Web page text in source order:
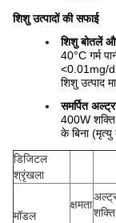
शिशु उत्पादों की सफाई
शिशु बोतलें
40°C गर्म
<0.01mg/
शिशु उत्पाद
समर्पित
400W शक्ति
के बिना
डिजिटल
श्रृंखला
मॉडल
क्षमता
शक्ति